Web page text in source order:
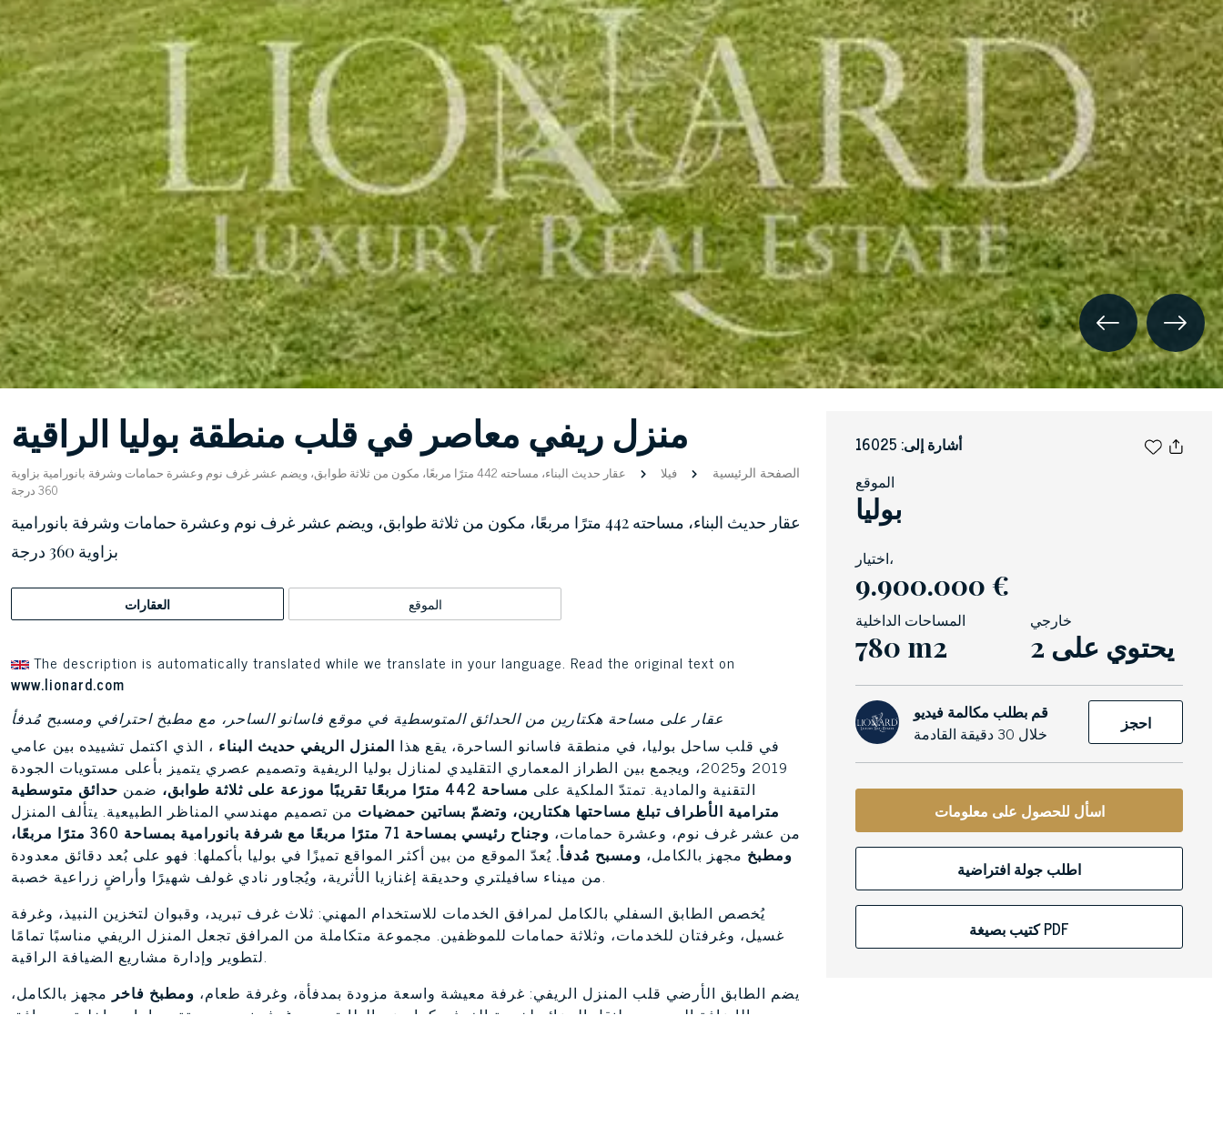
منزل ريفي معاصر في قلب منطقة بوليا الراقية
الصفحة الرئيسية فيلا
عقار حديث البناء، مساحته 442 مترًا مربعًا، مكون من ثلاثة طوابق، ويضم عشر غرف نوم وعشرة حمامات وشرفة بانورامية بزاوية
360 درجة
عقار حديث البناء، مساحته 442 مترًا مربعًا، مكون من ثلاثة طوابق، ويضم عشر غرف نوم وعشرة حمامات وشرفة بانورامية
بزاوية 360 درجة
العقارات الموقع
The description is automatically translated while we translate in your language. Read the original text on
www.lionard.com
عقار على مساحة هكتارين من الحدائق المتوسطية في موقع فاسانو الساحر، مع مطبخ احترافي ومسبح مُدفأ
في قلب ساحل بوليا، في منطقة فاسانو الساحرة، يقع هذا المنزل الريفي حديث البناء ، الذي اكتمل تشييده بين عامي
2019 و2025، ويجمع بين الطراز المعماري التقليدي لمنازل بوليا الريفية وتصميم عصري يتميز بأعلى مستويات الجودة
التقنية والمادية. تمتدّ الملكية على مساحة 442 مترًا مربعًا تقريبًا موزعة على ثلاثة طوابق، ضمن حدائق متوسطية
مترامية الأطراف تبلغ مساحتها هكتارين، وتضمّ بساتين حمضيات من تصميم مهندسي المناظر الطبيعية. يتألف المنزل
من عشر غرف نوم، وعشرة حمامات،
وجناح رئيسي بمساحة 71 مترًا مربعًا مع شرفة بانورامية بمساحة 360 مترًا مربعًا،
ومطبخ مجهز بالكامل، ومسبح مُدفأ. يُعدّ الموقع من بين أكثر المواقع تميزًا في بوليا بأكملها: فهو على بُعد دقائق معدودة
من ميناء سافيلتري وحديقة إغنازيا الأثرية، ويُجاور نادي غولف شهيرًا وأراضٍ زراعية خصبة.
يُخصص الطابق السفلي بالكامل لمرافق الخدمات للاستخدام المهني: ثلاث غرف تبريد، وقبوان لتخزين النبيذ، وغرفة
غسيل، وغرفتان للخدمات، وثلاثة حمامات للموظفين. مجموعة متكاملة من المرافق تجعل المنزل الريفي مناسبًا تمامًا
لتطوير وإدارة مشاريع الضيافة الراقية.
يضم الطابق الأرضي قلب المنزل الريفي: غرفة معيشة واسعة مزودة بمدفأة، وغرفة طعام، ومطبخ فاخر مجهز بالكامل،
بالإضافة إلى مصعد لنقل البضائع لخدمة الغرف. كما يضم الطابق ست غرف نوم مع ستة حمامات داخلية، ومرافق
أشارة إلى: 16025
الموقع
بوليا
اختيار،
9.900.000 €
المساحات الداخلية
780 m2
خارجي
2 يحتوي على
قم بطلب مكالمة فيديو
خلال 30 دقيقة القادمة
احجز
اسأل للحصول على معلومات
اطلب جولة افتراضية
كتيب بصيغة PDF